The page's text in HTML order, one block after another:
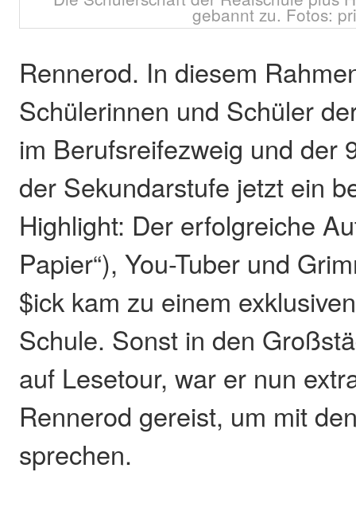
gebannt zu. Fotos:
Rennerod. In diesem
Schülerinnen und Schüler
im Berufsreifezweig und der
der Sekundarstufe jetzt ein
Highlight: Der erfolgreiche
Papier“), You-Tuber und
$ick kam zu einem
Schule. Sonst in den
auf Lesetour, war er nun
Rennerod gereist, um mit
sprechen.